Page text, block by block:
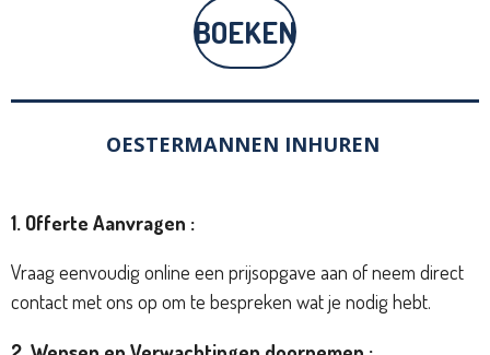
BOEKEN
OESTERMANNEN INHUREN
1. Offerte Aanvragen :
Vraag eenvoudig online een prijsopgave aan of neem direct
contact met ons op om te bespreken wat je nodig hebt.